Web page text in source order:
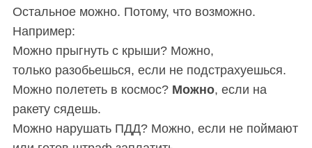
Остальное можно. Потому, что возможно.
Например:
Можно прыгнуть с крыши? Можно,
только разобьешься, если не подстрахуешься.
Можно полететь в космос? Можно, если на
ракету сядешь.
Можно нарушать ПДД? Можно, если не поймают